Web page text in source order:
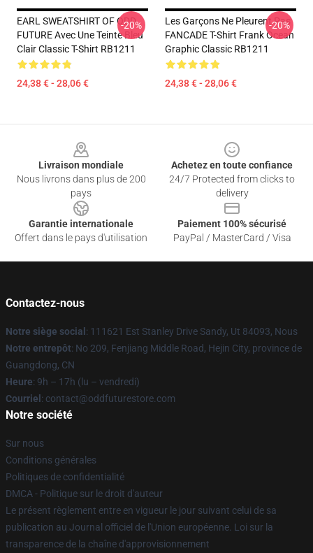
EARL SWEATSHIRT OF ODD
FUTURE Avec Une Teinte Bleu
Clair Classic T-Shirt RB1211
24,38 € - 28,06 €
-20%
Les Garçons Ne Pleurent Pas
FANCADE T-Shirt Frank Ocean
Graphic Classic RB1211
24,38 € - 28,06 €
-20%
Livraison mondiale
Nous livrons dans plus de 200
pays
Achetez en toute confiance
24/7 Protected from clicks to
delivery
Garantie internationale
Offert dans le pays d'utilisation
Paiement 100% sécurisé
PayPal / MasterCard / Visa
Contactez-nous
Notre siège social : 111621 Est Stanley Drive Sandy, Ut 84093, Nous
Notre entrepôt: No 209, Fenjiang Middle Road, Hejin City, province de
Guangdong, CN
Heure: 9h – 17h (lu – vendredi)
Courriel : contact@oddfuturestore.com
Notre société
Sur nous
Conditions générales
Politiques de confidentialité
DMCA - Politique sur le droit d'auteur
Le présent règlement entre en vigueur le jour suivant celui de sa
publication au Journal officiel de l'Union européenne. Loi sur la
transparence de la chaîne d'approvisionnement